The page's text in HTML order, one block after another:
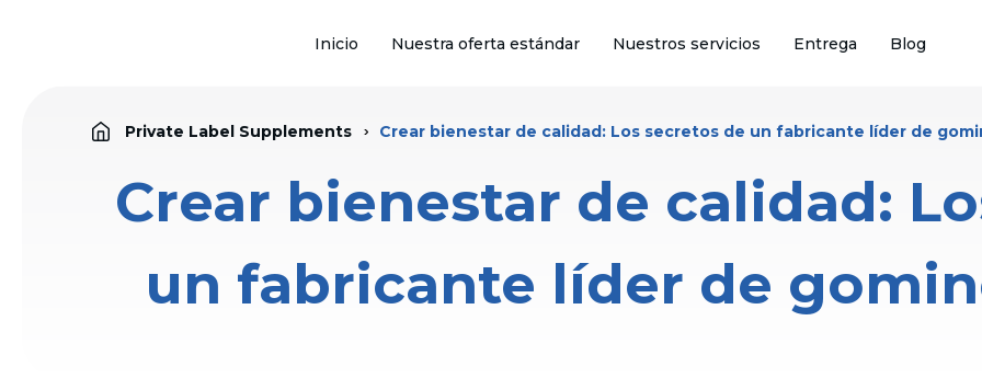
Inicio Nuestra oferta estándar Nuestros servicios Entrega Blog
Private Label Supplements Crear bienestar de calidad: Los secretos de un fabricante líder de
Crear bienestar de calidad:
un fabricante líder de